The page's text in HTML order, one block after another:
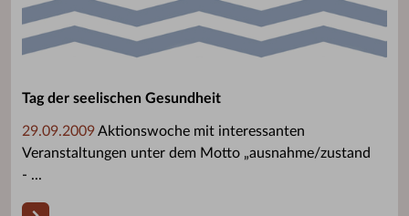
Tag der seelischen Gesundheit
29.09.2009Aktionswoche mit interessanten
Veranstaltungen unter dem Motto „ausnahme/zustand
- ...